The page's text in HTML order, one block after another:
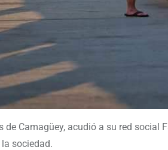
Camagüey, acudió a su red social
sociedad.